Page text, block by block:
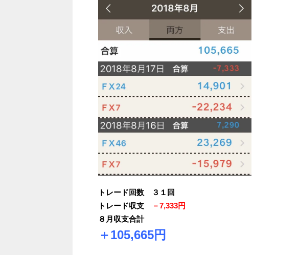
トレード回数 ３１回
トレード収支
－7,333円
８月収支合計
＋105,665円